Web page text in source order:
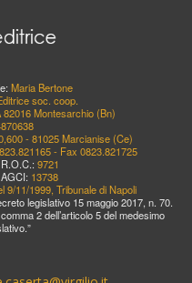
Maria Bertone
soc. coop.
Montesarchio (Bn)
- 81025 Marcianise (Ce)
- Fax 0823.821725
9721
13738
9/11/1999, Tribunale di Napoli
legislativo 15 maggio 2017, n. 70.
2 dell’articolo 5 del medesimo